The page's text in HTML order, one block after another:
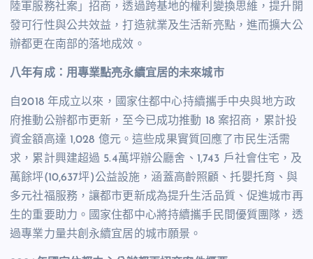
陸軍服務社案」招商，透過跨基地的權利變換思維，提升開
發可行性與公共效益，打造就業及生活新亮點，進而擴大公
辦都更在南部的落地成效。
八年有成：用專業點亮永續宜居的未來城市
自2018 年成立以來，國家住都中心持續攜手中央與地方政
府推動公辦都市更新，至今已成功推動 18 案招商，累計投
資金額高達 1,028 億元。這些成果實質回應了市民生活需
求，累計興建超過 5.4萬坪辦公廳舍、1,743 戶社會住宅，及
萬餘坪(10,637坪)公益設施，涵蓋高齡照顧、托嬰托育、與
多元社福服務，讓都市更新成為提升生活品質、促進城市再
生的重要助力。國家住都中心將持續攜手民間優質團隊，透
過專業力量共創永續宜居的城市願景。